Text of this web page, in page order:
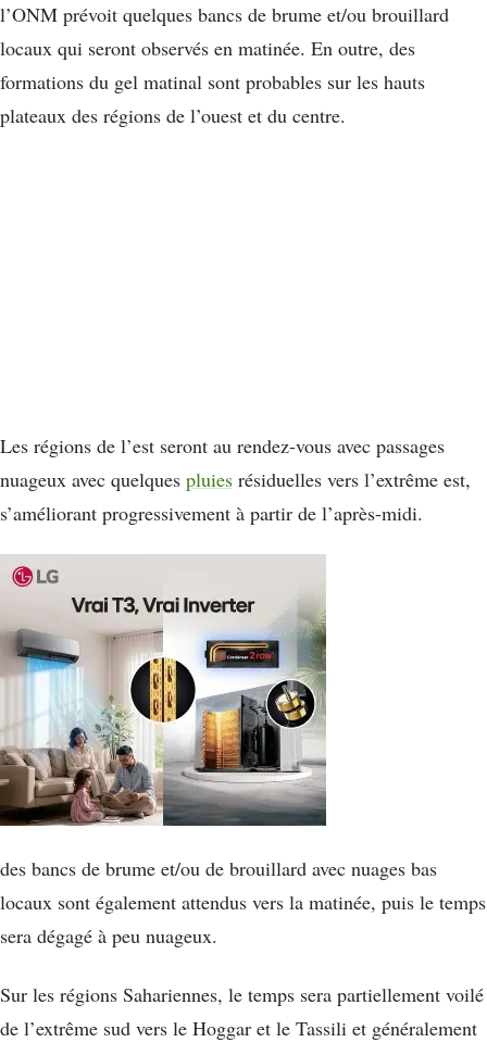
l’ONM prévoit quelques bancs de brume et/ou brouillard
locaux qui seront observés en matinée. En outre, des
formations du gel matinal sont probables sur les hauts
plateaux des régions de l’ouest et du centre.
Les régions de l’est seront au rendez-vous avec passages
nuageux avec quelques pluies résiduelles vers l’extrême est,
s’améliorant progressivement à partir de l’après-midi.
des bancs de brume et/ou de brouillard avec nuages bas
locaux sont également attendus vers la matinée, puis le temps
sera dégagé à peu nuageux.
Sur les régions Sahariennes, le temps sera partiellement voilé
de l’extrême sud vers le Hoggar et le Tassili et généralement